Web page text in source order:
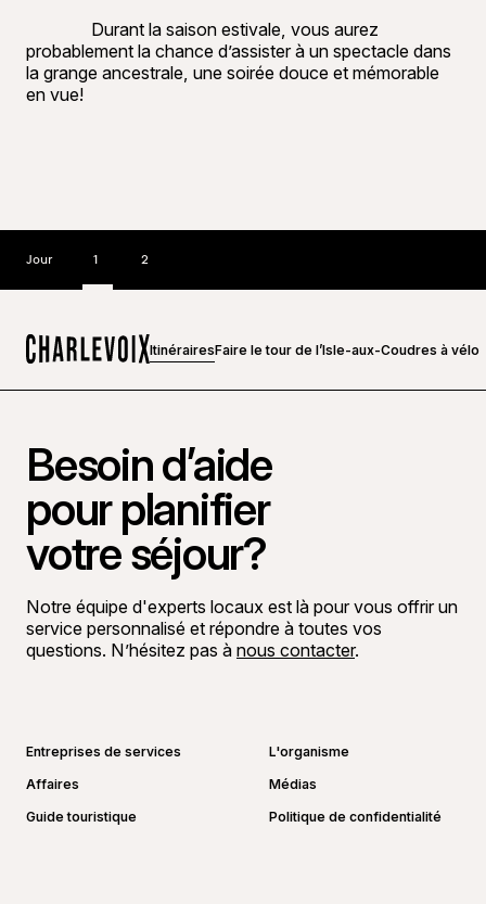
Durant la saison estivale, vous aurez
probablement la chance d’assister à un spectacle dans
la grange ancestrale, une soirée douce et mémorable
en vue!
Jour 1 2
ItinérairesFaire le tour de l’Isle-aux-Coudres à vélo
Besoin d’aide
pour planifier
votre séjour?
Notre équipe d'experts locaux est là pour vous offrir un
service personnalisé et répondre à toutes vos
questions. N’hésitez pas à nous contacter.
Entreprises de services
L'organisme
Affaires
Médias
Guide touristique
Politique de confidentialité